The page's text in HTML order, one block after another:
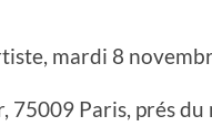
mardi 8
75009 Paris, prés